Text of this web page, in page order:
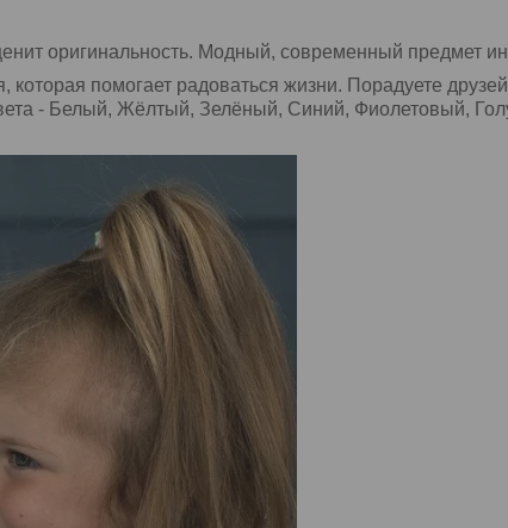
оригинальность. Модный, современный предмет
которая помогает радоваться жизни. Порадуете
- Белый, Жёлтый, Зелёный, Синий, Фиолетовый,